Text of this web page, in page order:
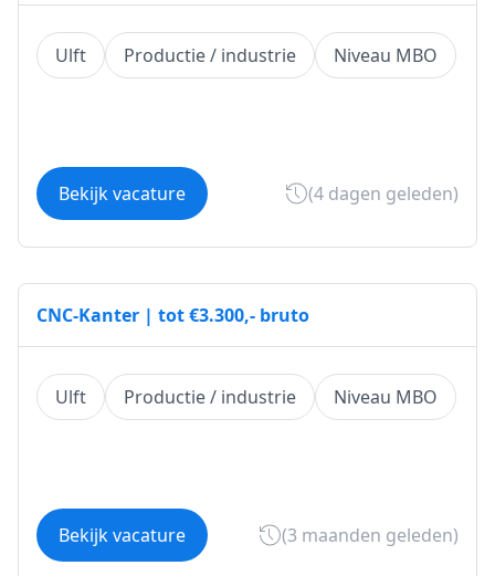
Ulft Productie / industrie Niveau MBO
Bekijk vacature (4 dagen geleden)
CNC‑Kanter | tot €3.300,- bruto
Ulft Productie / industrie Niveau MBO
Bekijk vacature (3 maanden geleden)